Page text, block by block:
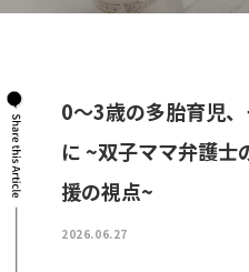
0～3歳の多胎育児
に ~双子ママ弁護士
援の視点~
2026.06.27